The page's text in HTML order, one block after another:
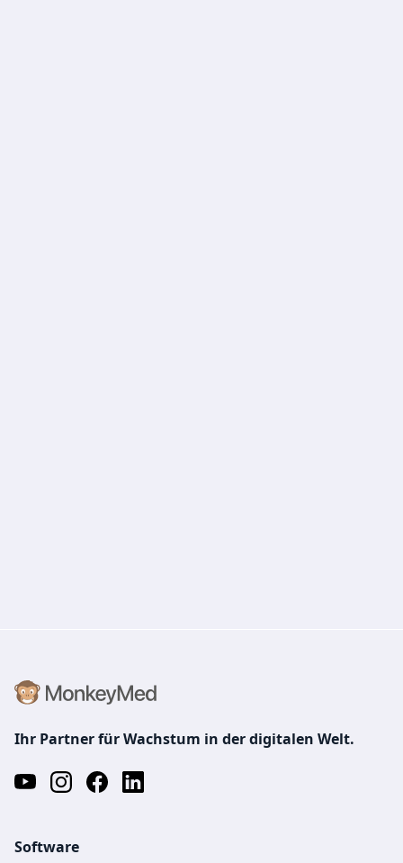
Ihr Partner für Wachstum in der digitalen Welt.
Software